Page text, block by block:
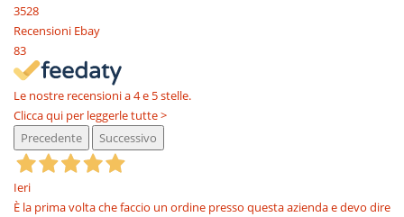
3528
Recensioni Ebay
83
Le nostre recensioni a 4 e 5 stelle.
Clicca qui per leggerle tutte >
Precedente
Successivo
Ieri
È la prima volta che faccio un ordine presso questa azienda e devo dire